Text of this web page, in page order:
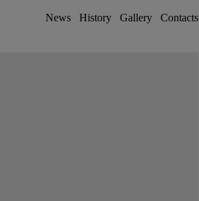
News History Gallery Contacts